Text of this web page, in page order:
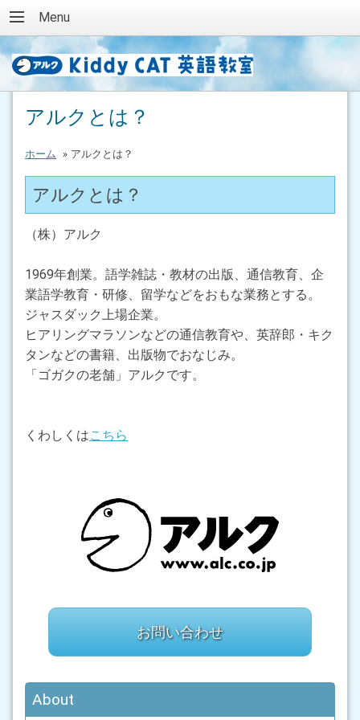
Menu
アルクとは？
ホーム » アルクとは？
アルクとは？
（株）アルク
1969年創業。語学雑誌・教材の出版、通信教育、企
業語学教育・研修、留学などをおもな業務とする。
ジャスダック上場企業。
ヒアリングマラソンなどの通信教育や、英辞郎・キク
タンなどの書籍、出版物でおなじみ。
「ゴガクの老舗」アルクです。
くわしくはこちら
お問い合わせ
About